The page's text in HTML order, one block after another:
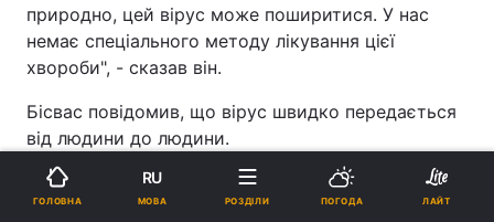
природно, цей вірус може поширитися. У нас
немає спеціального методу лікування цієї
хвороби", - сказав він.
Бісвас повідомив, що вірус швидко передається
від людини до людини.
"До цього у нас було два спалахи вірусу Nipah:
один в Кералі, інший - у Західній Бенгалії. Під час
ГОЛОВНА
RU
МОВА РОЗДІЛИ ПОГОДА ЛАЙТ